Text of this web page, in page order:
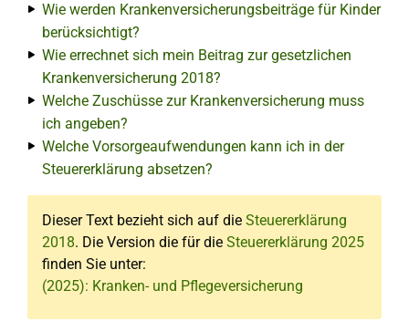
Wie werden Krankenversicherungsbeiträge für Kinder
berücksichtigt?
Wie errechnet sich mein Beitrag zur gesetzlichen
Krankenversicherung 2018?
Welche Zuschüsse zur Krankenversicherung muss
ich angeben?
Welche Vorsorgeaufwendungen kann ich in der
Steuererklärung absetzen?
Dieser Text bezieht sich auf die Steuererklärung
2018. Die Version die für die Steuererklärung 2025
finden Sie unter:
(2025): Kranken- und Pflegeversicherung